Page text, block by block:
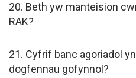
20. Beth yw manteision
RAK?
21. Cyfrif banc agoriadol
dogfennau gofynnol?